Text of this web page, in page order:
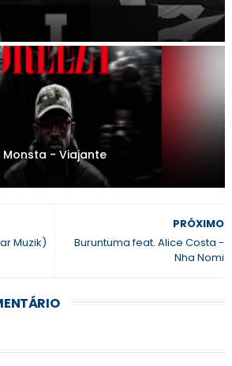
Monsta - Viajante
PRÓXIMO
Buruntuma feat. Alice Costa -
Nha Nomi
Muzik)